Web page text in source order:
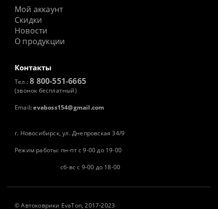
Мой аккаунт
Скидки
Новости
О продукции
Контакты
Тел.:8 800-551-6665
(звонок бесплатный)
Email: evaboss154@gmail.com
г. Новосибирск, ул. Днепровская 34/9
Режим работы: пн-пт с 9-00 до 19-00
сб-вс с 9-00 до 18-00
©Автоковрики EvaTon, 2017-2023